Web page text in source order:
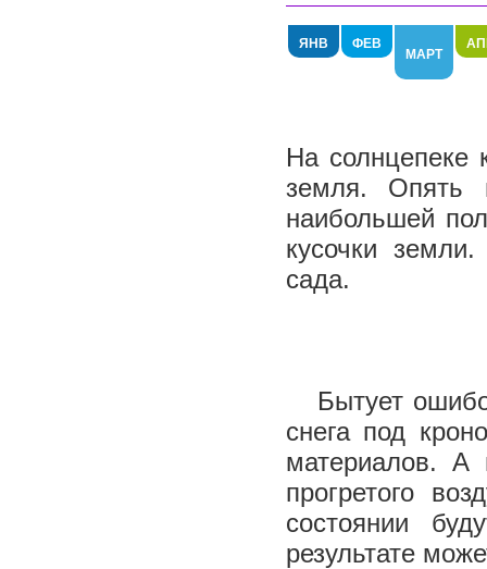
ЯНВ ФЕВ
МАРТ
На солнцепеке
земля. Опять
наибольшей
кусочки
сада.
Бытует
снега под
материалов. А
прогретого
состоянии
результате